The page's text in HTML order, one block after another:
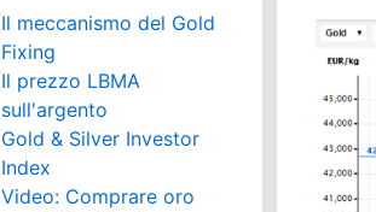
Il meccanismo del Gold
Fixing
Il prezzo LBMA
sull'argento
Gold & Silver Investor
Index
Video: Comprare oro